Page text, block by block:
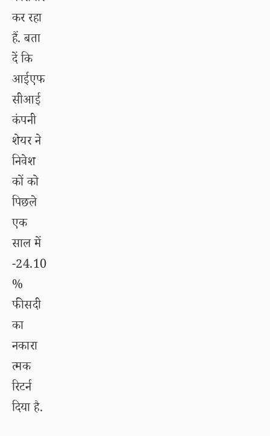
कर रहा
हैं. बता
दें कि
आईएफ
सीआई
कंपनी
शेयर ने
निवेश
कों को
पिछले
एक
साल में
-24.10
%
फीसदी
का
नकारा
त्मक
रिटर्न
दिया है.